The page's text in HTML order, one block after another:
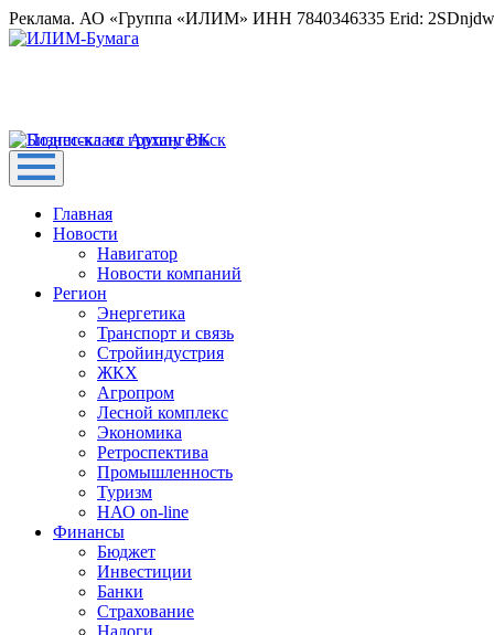
Реклама. АО «Группа «ИЛИМ» ИНН 7840346335 Erid:
Главная
Новости
Навигатор
Новости компаний
Регион
Энергетика
Транспорт и связь
Стройиндустрия
ЖКХ
Агропром
Лесной комплекс
Экономика
Ретроспектива
Промышленность
Туризм
НАО on-line
Финансы
Бюджет
Инвестиции
Банки
Страхование
Налоги